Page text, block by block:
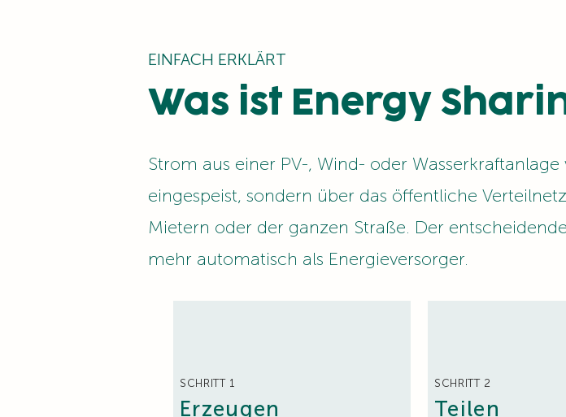
EINFACH ERKLÄRT
Was ist Energy
Strom aus einer PV-, Wind- oder
eingespeist, sondern über das öffentliche
Mietern oder der ganzen Straße. Der
mehr automatisch als Energieversorger.
SCHRITT 1
Erzeugen
SCHRITT 2
Teilen